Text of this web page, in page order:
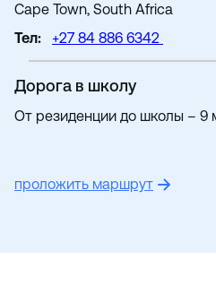
проложить маршрут
Cape Town, South Africa
Тел:
+27 84 886 6342
Дорога в школу
От резиденции до школы – 9